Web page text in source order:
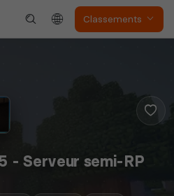
Classements
- Serveur semi-RP